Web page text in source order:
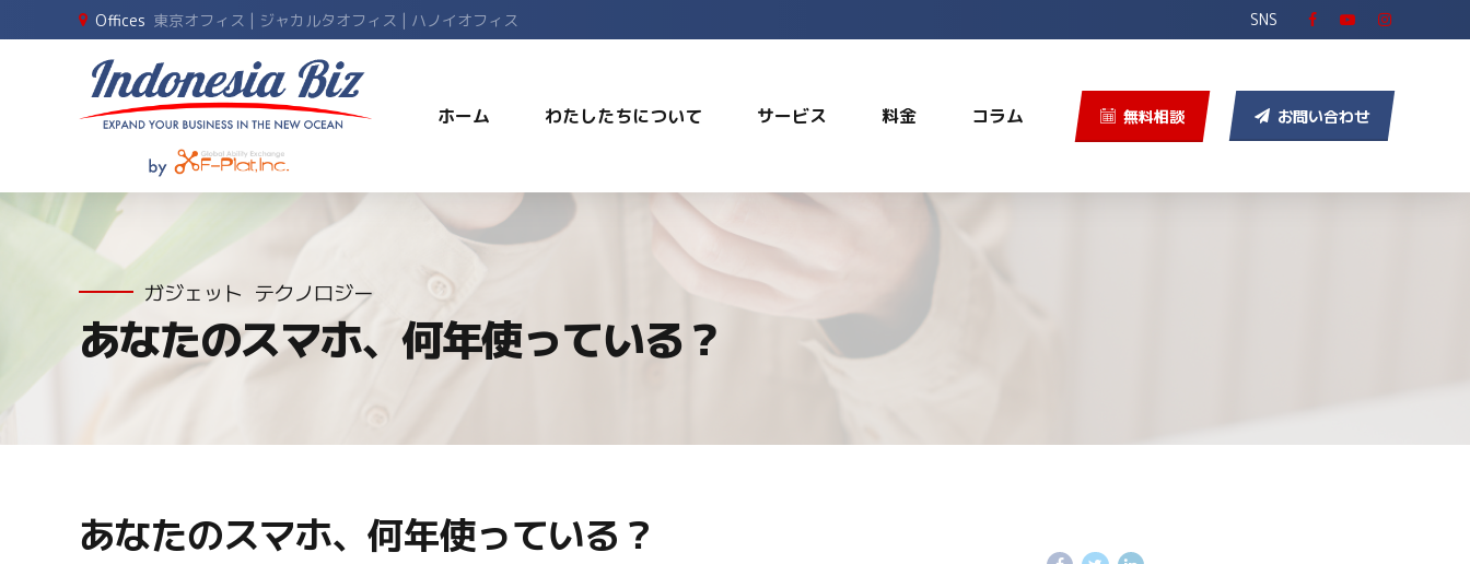
Offices 東京オフィス | ジャカルタオフィス | ハノイオフィス SNS
無料相談 お問い合わせ
ホーム わたしたちについて サービス 料金 コラム
ガジェット テクノロジー
あなたのスマホ、何年使っている？
あなたのスマホ、何年使っている？